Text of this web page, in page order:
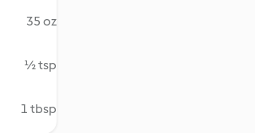
35 oz
½ tsp
1 tbsp